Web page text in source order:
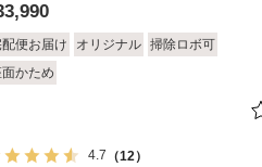
便お届け オリジナル 掃除ロボ可
面かため
4.7 （12）